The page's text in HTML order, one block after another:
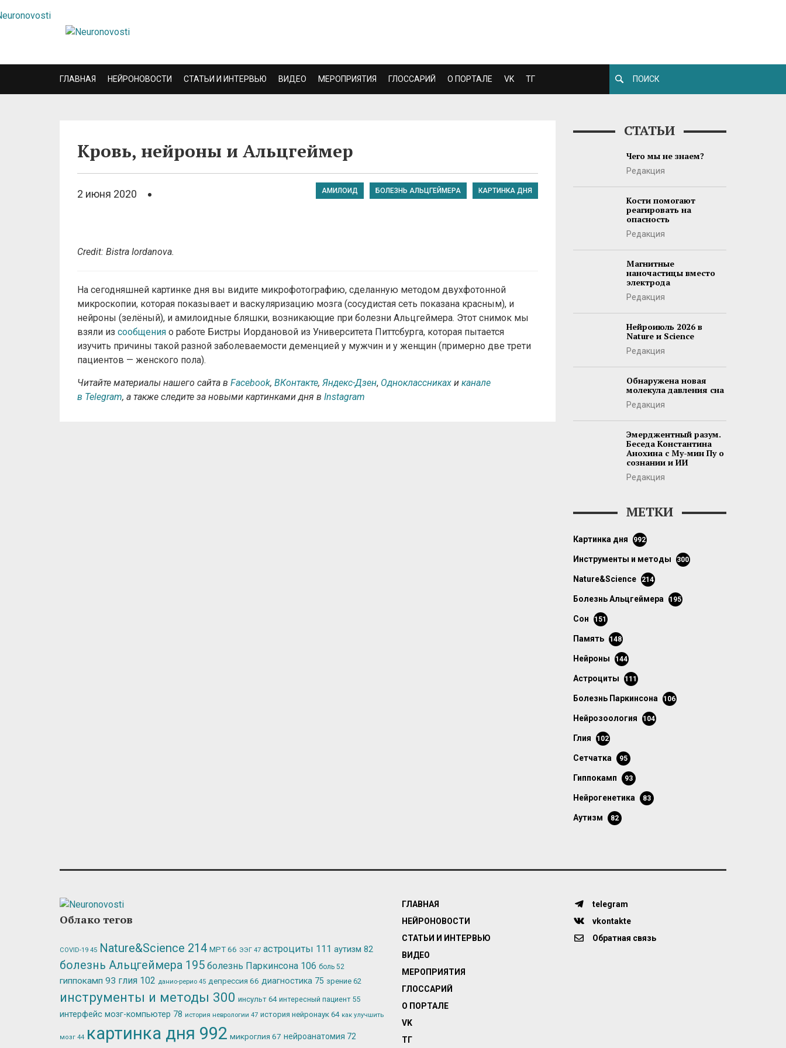
ГЛАВНАЯ НЕЙРОНОВОСТИ СТАТЬИ И ИНТЕРВЬЮ ВИДЕО МЕРОПРИЯТИЯ ГЛОССАРИЙ О ПОРТАЛЕ VK ТГ
Кровь, нейроны и Альцгеймер
2 июня 2020 АМИЛОИД БОЛЕЗНЬ АЛЬЦГЕЙМЕРА КАРТИНКА ДНЯ
Credit: Bistra Iordanova.
На сегодняшней картинке дня вы видите микрофотографию, сделанную методом двухфотонной
микроскопии, которая показывает и васкуляризацию мозга (сосудистая сеть показана красным), и
нейроны (зелёный), и амилоидные бляшки, возникающие при болезни Альцгеймера. Этот снимок мы
взяли из сообщения о работе Бистры Иордановой из Университета Питтсбурга, которая пытается
изучить причины такой разной заболеваемости деменцией у мужчин и у женщин (примерно две трети
пациентов — женского пола).
Читайте материалы нашего сайта в Facebook, ВКонтакте, Яндекс-Дзен, Одноклассниках и канале
в Telegram, а также следите за новыми картинками дня в Instagram
СТАТЬИ
Чего мы не знаем?
Редакция
Кости помогают
реагировать на
опасность
Редакция
Магнитные
наночастицы вместо
электрода
Редакция
Нейроиюль 2026 в
Nature и Science
Редакция
Обнаружена новая
молекула давления сна
Редакция
Эмерджентный разум.
Беседа Константина
Анохина с Му-мин Пу о
сознании и ИИ
Редакция
МЕТКИ
картинка дня 992
инструменты и методы 300
Nature&Science 214
болезнь Альцгеймера 195
сон 151
память 148
нейроны 144
астроциты 111
болезнь Паркинсона 106
нейрозоология 104
глия 102
сетчатка 95
гиппокамп 93
нейрогенетика 83
аутизм 82
Облако тегов
COVID-19 45 Nature&Science 214 МРТ66 ЭЭГ 47 астроциты 111 аутизм 82
болезнь Альцгеймера 195 болезнь Паркинсона 106 боль 52
гиппокамп 93 глия 102 данио-рерио 45 депрессия 66 диагностика 75 зрение 62
инструменты и методы 300 инсульт 64 интересный пациент 55
интерфейс мозг-компьютер 78 история неврологии 47 история нейронаук 64 как улучшить
мозг 44 картинка дня 992 микроглия 67 нейроанатомия 72
ГЛАВНАЯ
НЕЙРОНОВОСТИ
СТАТЬИ И ИНТЕРВЬЮ
ВИДЕО
МЕРОПРИЯТИЯ
ГЛОССАРИЙ
О ПОРТАЛЕ
VK
ТГ
telegram
vkontakte
Обратная связь